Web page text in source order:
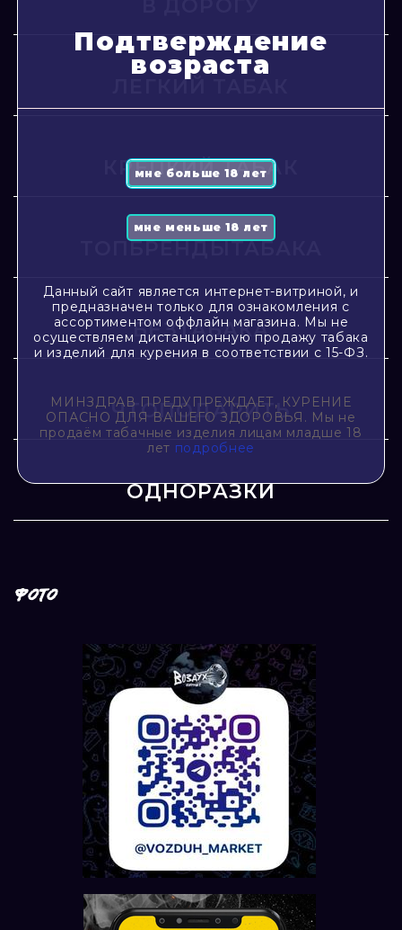
ЛЕГКИЙ ТАБАК
КРЕПКИЙ ТАБАК
ТОПБРЕНДЫТАБАКА
БЕЗТАБАКА
ЧТОПОДАРИТЬ
ОДНОРАЗКИ
ФОТО
Подтверждение
возраста
Данный сайт является интернет-витриной, и
предназначен только для ознакомления с
ассортиментом оффлайн магазина. Мы не
осуществляем дистанционную продажу табака
и изделий для курения в соответствии с 15-ФЗ.
МИНЗДРАВ ПРЕДУПРЕЖДАЕТ, КУРЕНИЕ
ОПАСНО ДЛЯ ВАШЕГО ЗДОРОВЬЯ. Мы не
продаём табачные изделия лицам младше 18
лет подробнее